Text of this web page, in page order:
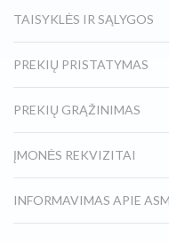
TAISYKLĖS IR SĄLYGOS
PREKIŲ PRISTATYMAS
PREKIŲ GRĄŽINIMAS
ĮMONĖS REKVIZITAI
INFORMAVIMAS APIE